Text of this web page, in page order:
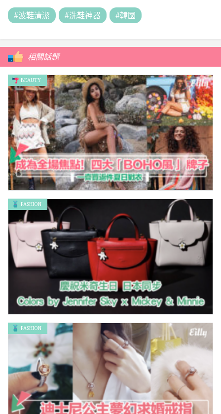
#波鞋清潔 #洗鞋神器 #韓國
相關話題
成為全場焦點！四大「BOHO風」 牌子 – 一齊買返件夏日戰衣
BEAUTY
COLORS by Jennifer Sky X 「Mickey & Minnie」 一起慶祝米
奇的生日
FASHION
FASHION